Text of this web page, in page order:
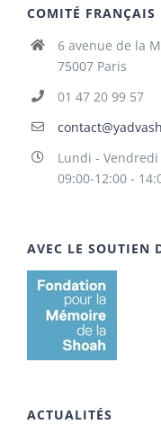
COMITÉ
6 avenue de la
75007 Paris
01 47 20 99 57
Lundi - Vendredi
09:00-12:00 -
AVEC LE SOUTIEN
ACTUALITÉS